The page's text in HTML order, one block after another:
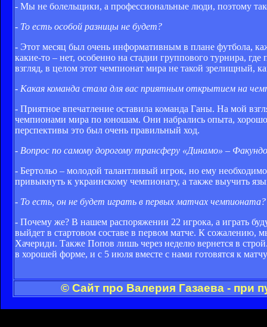
- Мы не болельщики, а профессиональные люди, поэтому
- То есть особой разницы не будет?
- Этот месяц был очень информативным в плане футбола,
какие-то – нет, особенно на стадии группового турнира,
взгляд, в целом этот чемпионат мира не такой зрелищный,
- Какая команда стала для вас приятным открытием на
- Приятное впечатление оставила команда Ганы. На мой
чемпионами мира по юношам. Они набрались опыта, хорошо
перспективы это был очень правильный ход.
- Вопрос по самому дорогому трансферу «Динамо» –
- Бертольо – молодой талантливый игрок, но ему
привыкнуть к украинскому чемпионату, а также выучить
- То есть, он не будет играть в первых матчах чемпионата?
- Почему же? В нашем распоряжении 22 игрока, а играть
выйдет в стартовом составе в первом матче. К сожалению,
Хачериди. Также Попов лишь через неделю вернется в
в хорошей форме, и с 5 июля вместе с нами готовятся к
© Сайт про Валерия Газаева - при